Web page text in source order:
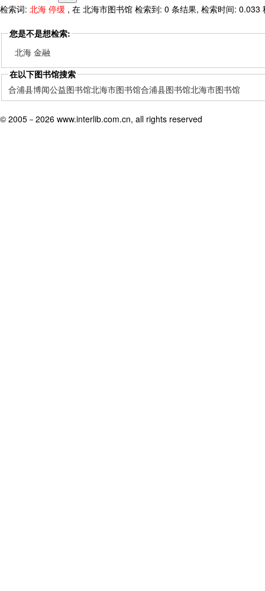
检索词: 北海 停缓 , 在 北海市图书馆 检索到: 0 条结果, 检索时间: 0.033
您是不是想检索:
北海 金融
在以下图书馆搜索
合浦县博闻公益图书馆北海市图书馆合浦县图书馆北海市图书馆
© 2005－ 2026 www.interlib.com.cn, all rights reserved